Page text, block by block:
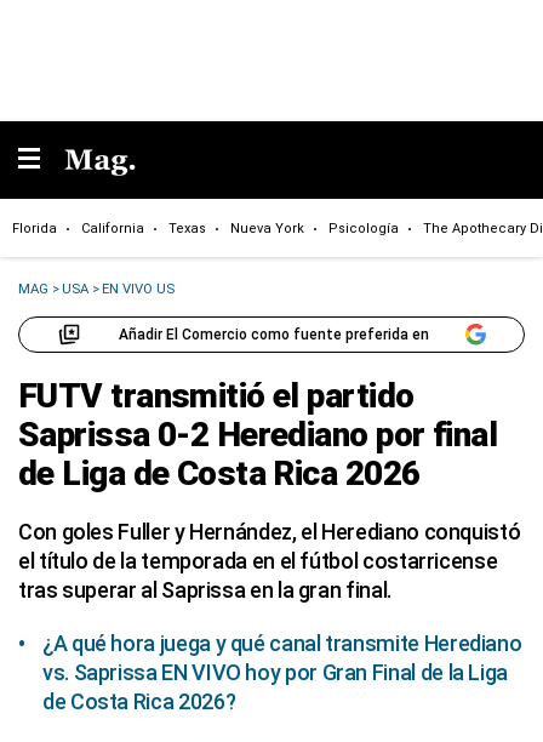
Florida California Texas Nueva York Psicología The Apothecary
MAG >USA >EN VIVO US
Añadir El Comercio como fuente preferida en
FUTV transmitió el partido
Saprissa 0-2 Herediano por final
de Liga de Costa Rica 2026
Con goles Fuller y Hernández, el Herediano conquistó
el título de la temporada en el fútbol costarricense
tras superar al Saprissa en la gran final.
¿A qué hora juega y qué canal transmite Herediano
vs. Saprissa EN VIVO hoy por Gran Final de la Liga
de Costa Rica 2026?